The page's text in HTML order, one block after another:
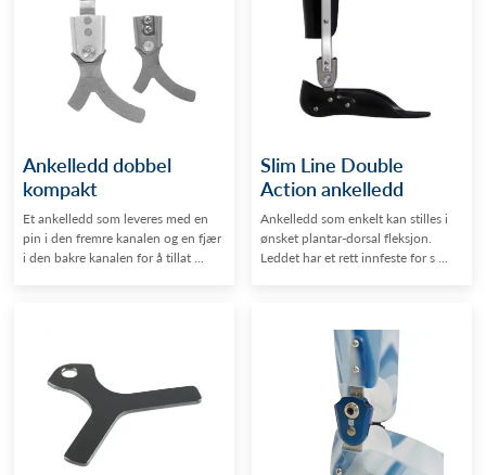
Ankelledd dobbel
kompakt
Et ankelledd som leveres med en
pin i den fremre kanalen og en fjær
i den bakre kanalen for å tillat ...
Slim Line Double
Action ankelledd
Ankelledd som enkelt kan stilles i
ønsket plantar-dorsal fleksjon.
Leddet har et rett innfeste for s ...